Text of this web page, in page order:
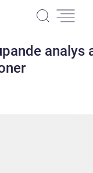
analys